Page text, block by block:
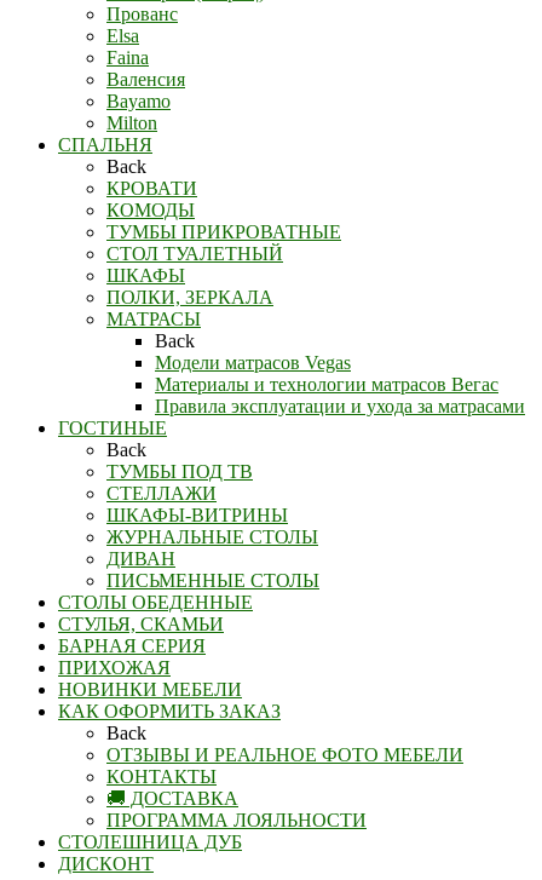
Прованс
Elsa
Faina
Валенсия
Bayamo
Milton
СПАЛЬНЯ
Back
КРОВАТИ
КОМОДЫ
ТУМБЫ ПРИКРОВАТНЫЕ
СТОЛ ТУАЛЕТНЫЙ
ШКАФЫ
ПОЛКИ, ЗЕРКАЛА
МАТРАСЫ
Back
Модели матрасов Vegas
Материалы и технологии матрасов Вегас
Правила эксплуатации и ухода за матрасами
ГОСТИНЫЕ
Back
ТУМБЫ ПОД ТВ
СТЕЛЛАЖИ
ШКАФЫ-ВИТРИНЫ
ЖУРНАЛЬНЫЕ СТОЛЫ
ДИВАН
ПИСЬМЕННЫЕ СТОЛЫ
СТОЛЫ ОБЕДЕННЫЕ
СТУЛЬЯ, СКАМЬИ
БАРНАЯ СЕРИЯ
ПРИХОЖАЯ
НОВИНКИ МЕБЕЛИ
КАК ОФОРМИТЬ ЗАКАЗ
Back
ОТЗЫВЫ И РЕАЛЬНОЕ ФОТО МЕБЕЛИ
КОНТАКТЫ
🚚 ДОСТАВКА
ПРОГРАММА ЛОЯЛЬНОСТИ
СТОЛЕШНИЦА ДУБ
ДИСКОНТ